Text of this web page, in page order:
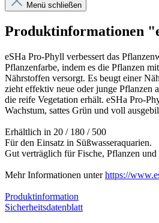
Menü schließen
Produktinformationen
eSHa Pro-Phyll verbessert das
Pflanzenfarbe, indem es die Pflanzen
Nährstoffen versorgt. Es beugt einer
zieht effektiv neue oder junge Pflanzen
die reife Vegetation erhält. eSHa Pro-
Wachstum, sattes Grün und voll
Erhältlich in 20 / 180 / 500
Für den Einsatz in Süßwasseraquarien.
Gut verträglich für Fische, Pflanzen
Mehr Informationen unterhttps://
Produktinformation
Sicherheitsdatenblatt